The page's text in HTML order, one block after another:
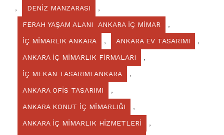
, DENİZ MANZARASI ,
FERAH YAŞAM ALANI ANKARA İÇ MİMAR ,
İÇ MİMARLIK ANKARA , ANKARA EV TASARIMI ,
ANKARA İÇ MİMARLIK FİRMALARI ,
İÇ MEKAN TASARIMI ANKARA ,
ANKARA OFİS TASARIMI ,
ANKARA KONUT İÇ MİMARLIĞI ,
ANKARA İÇ MİMARLIK HİZMETLERİ ,